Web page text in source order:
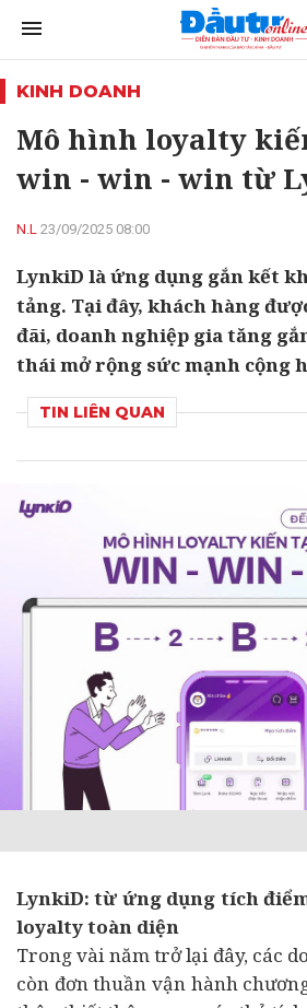
KINH DOANH
Mô hình loyalty
win - win - win từ
N.L 23/09/2025 08:00
LynkiD là ứng dụng gắn kết
tảng. Tại đây, khách hàng
đãi, doanh nghiệp gia tăng
thái mở rộng sức mạnh cộng
TIN LIÊN QUAN
LynkiD: từ ứng dụng tích
loyalty toàn diện
Trong vài năm trở lại đây, các
còn đơn thuần vận hành